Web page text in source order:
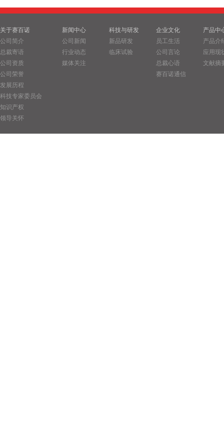
关于赛百诺
公司简介
总裁寄语
公司资质
公司荣誉
发展历程
科技专家委员会
知识产权
领导关怀
新闻中心
公司新闻
行业动态
媒体关注
科技与研发
新品研发
临床试验
企业文化
员工生活
公司言论
总裁心语
赛百诺通信
产品中
产品介
应用现
文献摘